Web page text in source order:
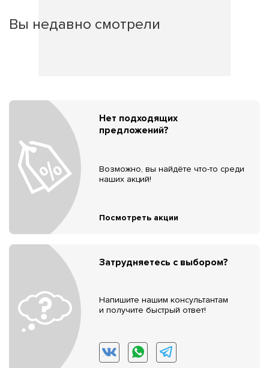
Вы недавно смотрели
Нет подходящих
предложений?
Возможно, вы найдёте что-то среди
наших акций!
Посмотреть акции
Затрудняетесь с выбором?
Напишите нашим консультантам
и получите быстрый ответ!